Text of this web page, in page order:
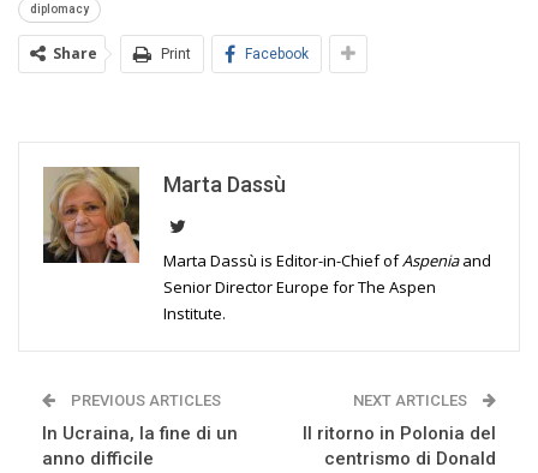
diplomacy
Share Print Facebook
Marta Dassù
Marta Dassù is Editor-in-Chief ofAspeniaand
Senior Director Europe for The Aspen
Institute.
PREVIOUS ARTICLES
In Ucraina, la fine di un
anno difficile
NEXT ARTICLES
Il ritorno in Polonia del
centrismo di Donald